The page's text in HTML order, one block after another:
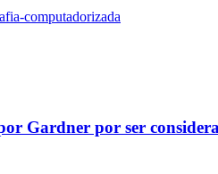
computadorizada
Gardner por ser